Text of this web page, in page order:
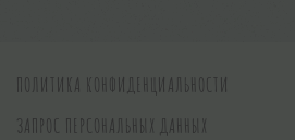
ПОЛИТИКА КОНФИДЕНЦИАЛЬНОСТИ
ЗАПРОС ПЕРСОНАЛЬНЫХ ДАННЫХ